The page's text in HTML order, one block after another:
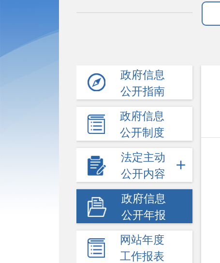
政府信息
公开指南
政府信息
公开制度
法定主动
公开内容
政府信息
公开年报
网站年度
工作报表